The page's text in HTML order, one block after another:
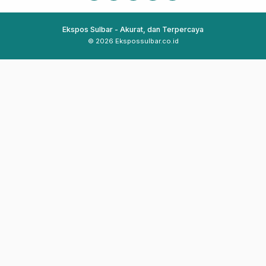
Ekspos Sulbar - Akurat, dan Terpercaya
© 2026 Ekspossulbar.co.id